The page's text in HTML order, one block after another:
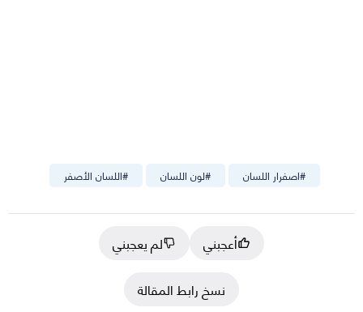
#اللسان الأصفر #لون اللسان #اصفرار اللسان
أعجبني
لم يعجبني
نسخ رابط المقالة